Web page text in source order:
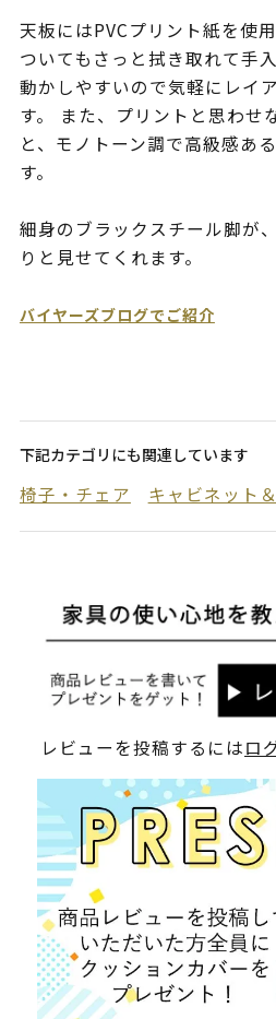
天板にはPVCプリント紙を使
ついてもさっと拭き取れて手
動かしやすいので気軽にレイ
す。 また、プリントと思わせ
と、モノトーン調で高級感あ
す。
細身のブラックスチール脚が
りと見せてくれます。
バイヤーズブログでご紹介
下記カテゴリにも関連しています
椅子・チェア キャビネット
レビューを投稿するにはロ